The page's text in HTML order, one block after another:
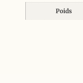
Poids